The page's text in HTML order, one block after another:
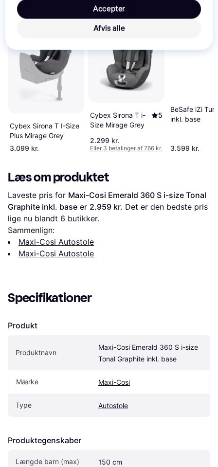
interesser.
Cybex Sirona T I-Size
Plus Mirage Grey
3.099 kr.
-551 kr.
Cybex Sirona T i-
Size Mirage Grey
5
2.299 kr.
Eller 3 betalinger af 766 kr.
BeSafe iZi
inkl. base
3.599 kr.
Læs om produktet
Laveste pris for Maxi-Cosi Emerald 360 S i-size Tonal
Graphite inkl. base er 2.959 kr. Det er den bedste pris
lige nu blandt 6 butikker.
Sammenlign:
Maxi-Cosi Autostole
Maxi-Cosi Autostole
Specifikationer
Produkt
Produktnavn
Maxi-Cosi Emerald 360 S i-size
Tonal Graphite inkl. base
Mærke Maxi-Cosi
Type Autostole
Produktegenskaber
Længde barn (max) 150 cm
Afvis alle
Accepter